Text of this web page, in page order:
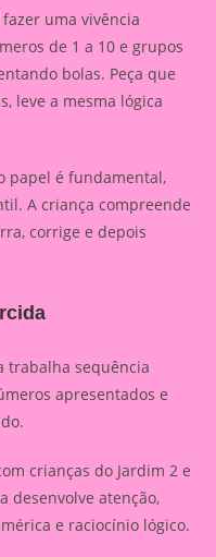
uma vivência
de 1 a 10 e grupos
bolas. Peça que
leve a mesma lógica
papel é fundamental,
A criança compreende
corrige e depois
trabalha sequência
apresentados e
crianças do Jardim 2 e
desenvolve atenção,
e raciocínio lógico.